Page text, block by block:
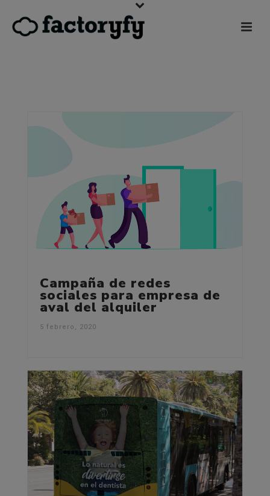
Campaña de redes
sociales para empresa de
aval del alquiler
5 febrero, 2020